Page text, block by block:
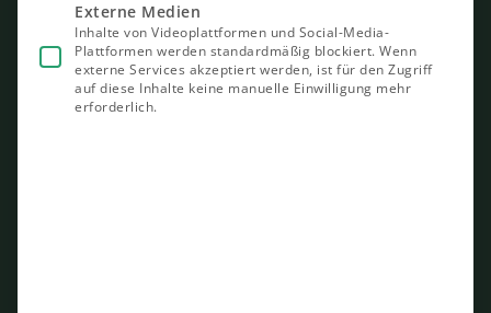
Externe Medien
Inhalte von Videoplattformen und Social-Media-
Plattformen werden standardmäßig blockiert. Wenn
externe Services akzeptiert werden, ist für den Zugriff
auf diese Inhalte keine manuelle Einwilligung mehr
erforderlich.